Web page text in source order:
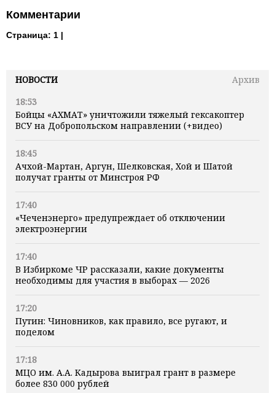
НОВОСТИ
Архив
18:53
Бойцы «АХМАТ» уничтожили тяжелый гексакоптер
ВСУ на Добропольском направлении (+видео)
18:45
Ачхой-Мартан, Аргун, Шелковская, Хой и Шатой
получат гранты от Минстроя РФ
17:40
«Чеченэнерго» предупреждает об отключении
электроэнергии
17:40
В Избиркоме ЧР рассказали, какие документы
необходимы для участия в выборах — 2026
17:20
Путин: Чиновников, как правило, все ругают, и
поделом
17:18
МЦО им. А.А. Кадырова выиграл грант в размере
более 830 000 рублей
Комментарии
Страница: 1 |